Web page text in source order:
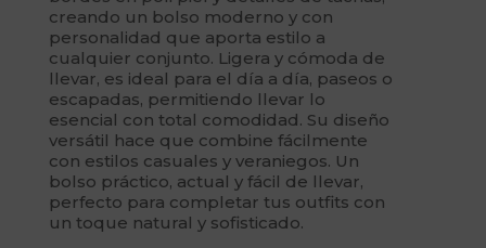
creando un bolso moderno y con
personalidad que aporta estilo a
cualquier conjunto. Ligera y cómoda de
llevar, es ideal para el día a día, paseos o
escapadas, permitiendo llevar lo
esencial con total comodidad. Su diseño
versátil hace que combine fácilmente
con estilos casuales y veraniegos. Un
bolso práctico, actual y fácil de llevar,
perfecto para completar tus outfits con
un toque natural y sofisticado.